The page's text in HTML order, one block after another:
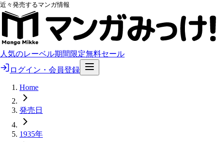
近々発売するマンガ情報
人気のレーベル期間限定無料セール
ログイン・会員登録
Home
発売日
1935年